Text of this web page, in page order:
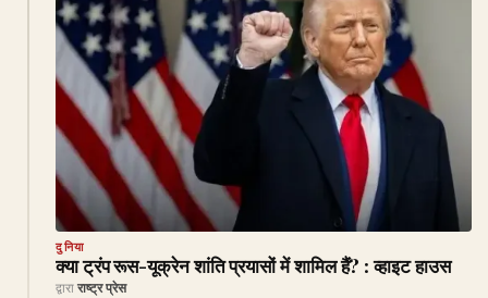
दुनिया
क्या ट्रंप रूस-यूक्रेन शांति प्रयासों में शामिल हैं? : व्हाइट हाउस
द्वारा राष्ट्र प्रेस